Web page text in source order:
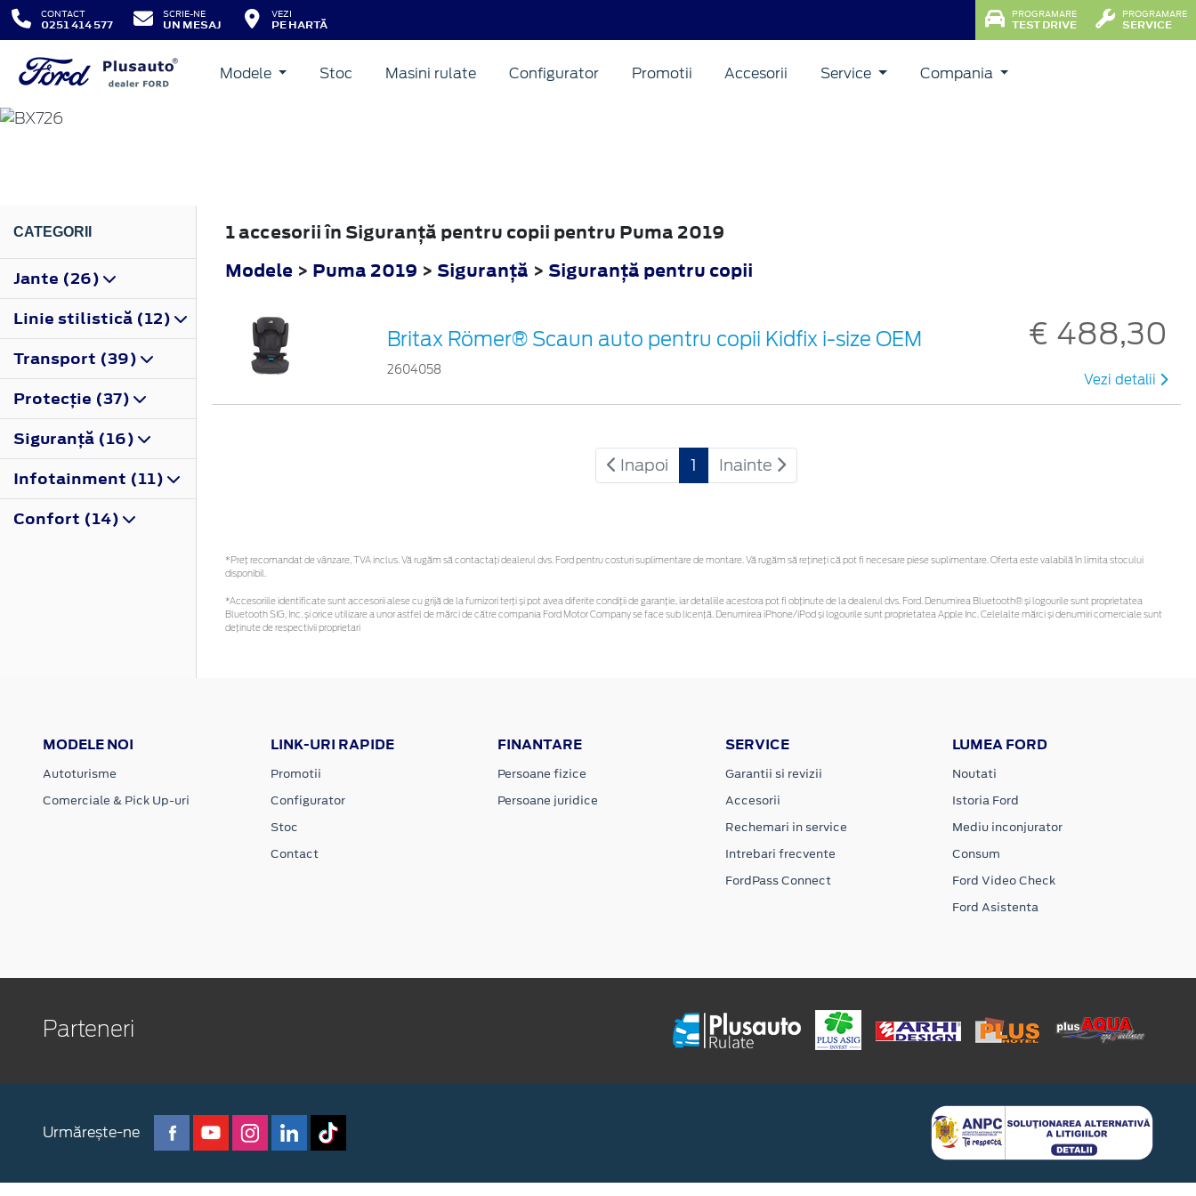
CONTACT
0251 414 577
SCRIE-NE
UN MESAJ
VEZI
PE HARTĂ
PROGRAMARE
TEST DRIVE
PROGRAMARE
SERVICE
Modele Stoc Masini rulate Configurator Promotii Accesorii Service Compania
PUMA
CATEGORII
Jante (26)
Linie stilistică (12)
Transport (39)
Protecţie (37)
Siguranţă (16)
Infotainment (11)
Confort (14)
1 accesorii în Siguranţă pentru copii pentru Puma 2019
Modele > Puma 2019 > Siguranţă > Siguranţă pentru copii
Britax Römer® Scaun auto pentru copii Kidfix i-size OEM
2604058
€ 488,30
Vezi detalii
Inapoi 1 Inainte
*Preţ recomandat de vânzare, TVA inclus. Vă rugăm să contactaţi dealerul dvs. Ford pentru costuri suplimentare de montare. Vă rugăm să rețineți că pot fi necesare piese suplimentare. Oferta este valabilă în limita stocului
disponibil.
*Accesoriile identificate sunt accesorii alese cu grijă de la furnizori terți și pot avea diferite condiții de garanție, iar detaliile acestora pot fi obținute de la dealerul dvs. Ford. Denumirea Bluetooth® și logourile sunt proprietatea
Bluetooth SIG, Inc. și orice utilizare a unor astfel de mărci de către compania Ford Motor Company se face sub licență. Denumirea iPhone/iPod și logourile sunt proprietatea Apple Inc. Celelalte mărci și denumiri comerciale sunt
deținute de respectivii proprietari
MODELE NOI
Autoturisme
Comerciale & Pick Up-uri
LINK-URI RAPIDE
Promotii
Configurator
Stoc
Contact
FINANTARE
Persoane fizice
Persoane juridice
SERVICE
Garantii si revizii
Accesorii
Rechemari in service
Intrebari frecvente
FordPass Connect
LUMEA FORD
Noutati
Istoria Ford
Mediu inconjurator
Consum
Ford Video Check
Ford Asistenta
Parteneri
Urmărește-ne